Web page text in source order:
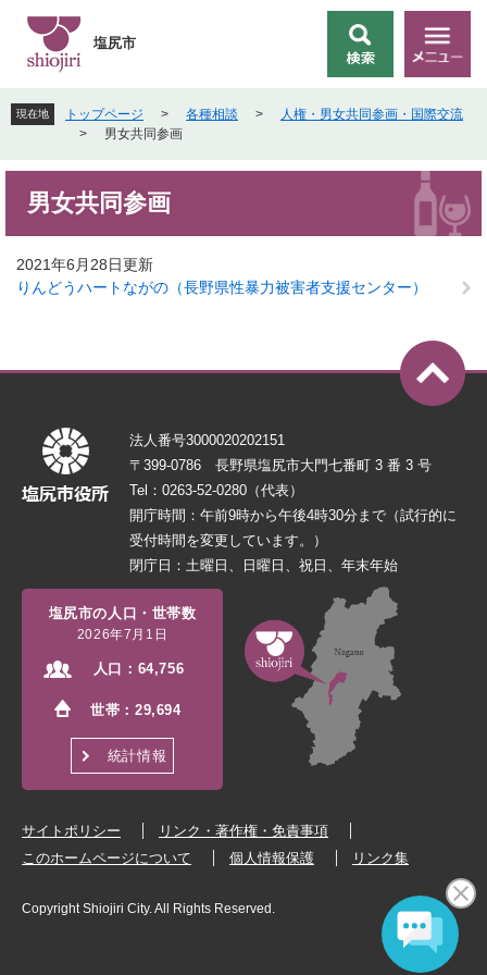
先
頭
す
を
飛
し
文
索
メ
ニ
ー
塩尻市
現在地 トップページ > 各種相談 >
人権・男女共同参画・国際交流
>
男女共同参画
男女共同参画
2021年6月28日更新
りんどうハートながの（長野県性暴力被害者支援センター）
法人番号3000020202151
〒399-0786 長野県塩尻市大門七番町 3 番 3 号
Tel：0263-52-0280（代表）
開庁時間：午前9時から午後4時30分まで（試行的に
受付時間を変更しています。）
閉庁日：土曜日、日曜日、祝日、年末年始
塩尻市の人口・世帯数
2026年7月1日
人口： 64,756
世帯：29,694
統計情報
サイトポリシー
リンク・著作権・免責事項
このホームページについて
個人情報保護 リンク集
Copyright Shiojiri City. All Rights Reserved.